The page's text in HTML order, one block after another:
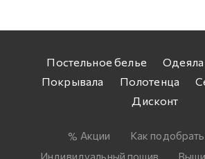
Постельное белье
Покрывала
Полотенца
Дисконт
Акции
Как
Индивидуальный пошив